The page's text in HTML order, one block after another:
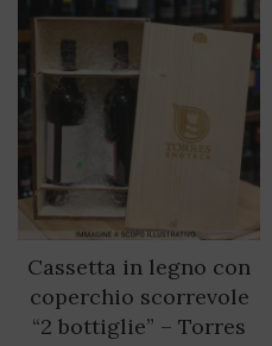
Cassetta in legno con
coperchio scorrevole
“2 bottiglie” – Torres